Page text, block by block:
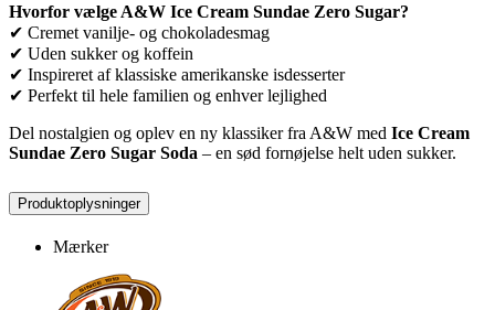
Hvorfor vælge A&W Ice Cream Sundae Zero Sugar?
✔ Cremet vanilje- og chokoladesmag
✔ Uden sukker og koffein
✔ Inspireret af klassiske amerikanske isdesserter
✔ Perfekt til hele familien og enhver lejlighed
Del nostalgien og oplev en ny klassiker fra A&W med Ice Cream
Sundae Zero Sugar Soda – en sød fornøjelse helt uden sukker.
Produktoplysninger
Mærker